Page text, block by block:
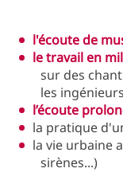
l'écoute de
le travail en
sur des
les
l’écoute
la pratique
la vie urbaine
sirènes...)